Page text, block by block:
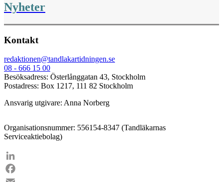
Nyheter
Kontakt
redaktionen@tandlakartidningen.se
08 - 666 15 00
Besöksadress: Österlånggatan 43, Stockholm
Postadress: Box 1217, 111 82 Stockholm
Ansvarig utgivare: Anna Norberg
Organisationsnummer: 556154-8347 (Tandläkarnas
Serviceaktiebolag)
LinkedIn